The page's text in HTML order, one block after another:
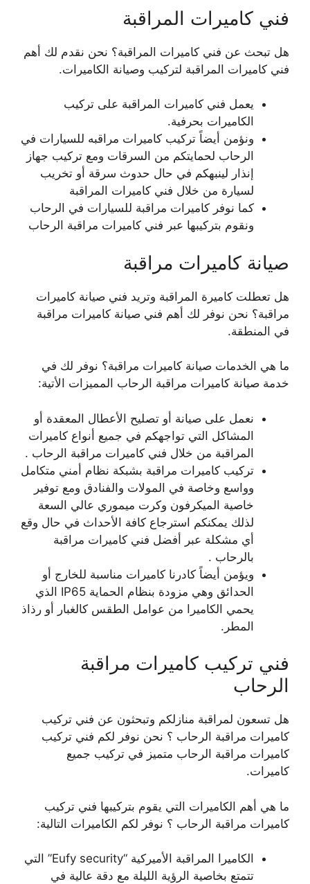
فني كاميرات المراقبة
هل تبحث عن فني كاميرات المراقبة؟ نحن نقدم لك أهم
فني كاميرات المراقبة لتركيب وصيانة الكاميرات.
يعمل فني كاميرات المراقبة على تركيب
الكاميرات بحرفية.
ونؤمن أيضاً تركيب كاميرات مراقبه للسيارات في
الرحاب لحمايتكم من السرقات ومع تركيب جهاز
إنذار لينبهكم في حال حدوث سرقة أو تخريب
لسيارة من خلال فني كاميرات المراقبة
كما نوفر كاميرات مراقبة للسيارات في الرحاب
ونقوم بتركيبها عبر فني كاميرات مراقبة الرحاب
صيانة كاميرات مراقبة
هل تعطلت كاميرة المراقبة وتريد فني صيانة كاميرات
مراقبة؟ نحن نوفر لك أهم فني صيانة كاميرات مراقبة
في المنطقة.
ما هي الخدمات صيانة كاميرات مراقبة؟ نوفر لك في
خدمة صيانة كاميرات مراقبة الرحاب المميزات الأتية:
نعمل على صيانة أو تصليح الأعطال المعقدة أو
المشاكل التي تواجهكم في جميع أنواع كاميرات
المراقبة من خلال فني كاميرات مراقبة الرحاب .
تركيب كاميرات مراقبة بشبكة نظام أمني متكامل
وواسع وخاصة في المولات والفنادق ومع توفير
خاصية الميكرفون وكرت ميموري عالي السعة
لذلك يمكنكم استرجاع كافة الأحداث في حال وقع
أي مشكلة عبر أفضل فني كاميرات مراقبة
بالرحاب .
ويؤمن أيضاً كادرنا كاميرات مناسبة للخارج أو
الحدائق وهي مزودة بنظام الحماية IP65 الذي
يحمي الكاميرا من عوامل الطقس كالغبار أو رذاذ
المطر.
فني تركيب كاميرات مراقبة
الرحاب
هل تسعون لمراقبة منازلكم وتبحثون عن فني تركيب
كاميرات مراقبة الرحاب ؟ نحن نوفر لكم فني تركيب
كاميرات مراقبة الرحاب متميز في تركيب جميع
كاميرات.
ما هي أهم الكاميرات التي يقوم بتركيبها فني تركيب
كاميرات مراقبة الرحاب ؟ نوفر لكم الكاميرات التالية:
الكاميرا المراقبة الأميركية “Eufy security” التي
تتمتع بخاصية الرؤية الليلة مع دقة عالية في